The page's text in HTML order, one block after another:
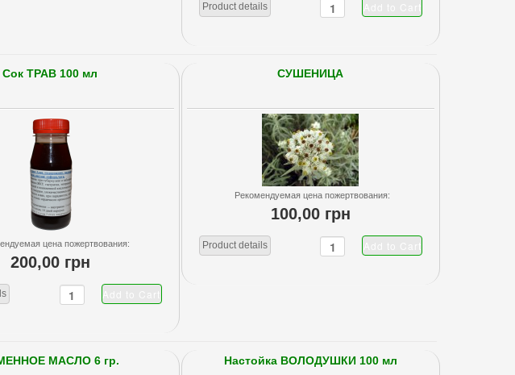
Product details
Сок ТРАВ 100 мл
цена пожертвования:
200,00 грн
СУШЕНИЦА
Рекомендуемая цена пожертвования:
100,00 грн
Product details
МАСЛО 6 гр. Настойка ВОЛОДУШКИ 100 мл